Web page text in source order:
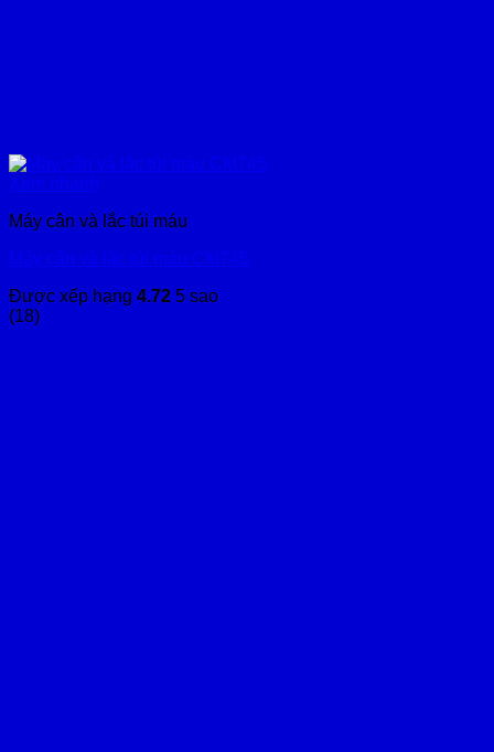
Xem nhanh
Máy cân và lắc túi máu
Máy cân và lắc túi máu CM745
Được xếp hạng 4.72 5 sao
(18)